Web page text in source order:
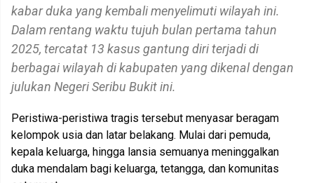
kabar duka yang kembali menyelimuti wilayah ini.
Dalam rentang waktu tujuh bulan pertama tahun
2025, tercatat 13 kasus gantung diri terjadi di
berbagai wilayah di kabupaten yang dikenal dengan
julukan Negeri Seribu Bukit ini.
Peristiwa-peristiwa tragis tersebut menyasar beragam
kelompok usia dan latar belakang. Mulai dari pemuda,
kepala keluarga, hingga lansia semuanya meninggalkan
duka mendalam bagi keluarga, tetangga, dan komunitas